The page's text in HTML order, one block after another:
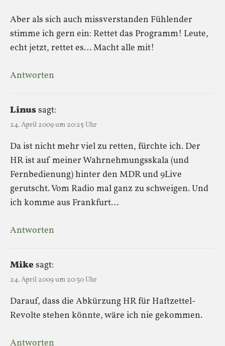
Aber als sich auch missverstanden Fühlender
stimme ich gern ein: Rettet das Programm! Leute,
echt jetzt, rettet es… Macht alle mit!
Antworten
Linussagt:
24. April 2009 um 20:25 Uhr
Da ist nicht mehr viel zu retten, fürchte ich. Der
HR ist auf meiner Wahrnehmungsskala (und
Fernbedienung) hinter den MDR und 9Live
gerutscht. Vom Radio mal ganz zu schweigen. Und
ich komme aus Frankfurt…
Antworten
Mikesagt:
24. April 2009 um 20:30 Uhr
Darauf, dass die Abkürzung HR für Haftzettel-
Revolte stehen könnte, wäre ich nie gekommen.
Antworten